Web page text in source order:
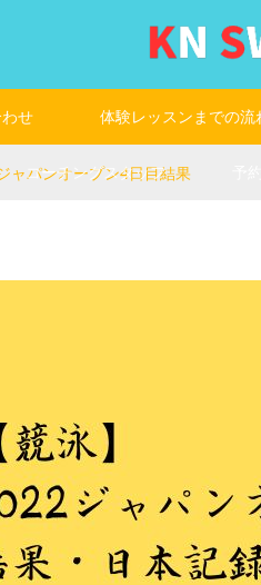
せ 体験レッスンまでの流
コーチングスタッフ
ャパンオープン4日目結果